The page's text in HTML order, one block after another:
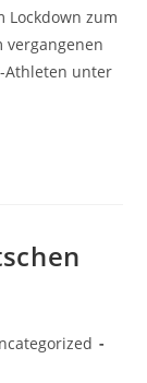
Lockdown zum
Athleten unter